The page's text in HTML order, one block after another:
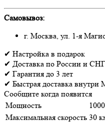
Самовывоз:
г. Москва, ул. 1-я
✔ Настройка в подарок
✔ Доставка по России и СНГ
✔ Гарантия до 3 лет
✔ Быстрая доставка
Сообщите когда появится
Мощность
Максимальная скорость 30